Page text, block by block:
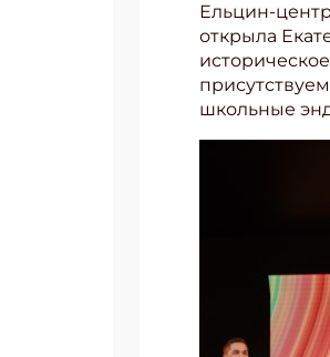
Ельцин-
открыла
школьные